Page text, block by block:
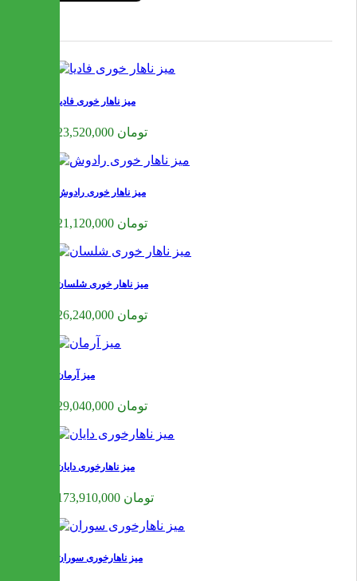
میز ناهار خوری فادیا
23,520,000 تومان
میز ناهار خوری رادوش
21,120,000 تومان
میز ناهار خوری شلسان
26,240,000 تومان
میز آرمان
29,040,000 تومان
میز ناهارخوری دایان
173,910,000 تومان
میز ناهارخوری سوران